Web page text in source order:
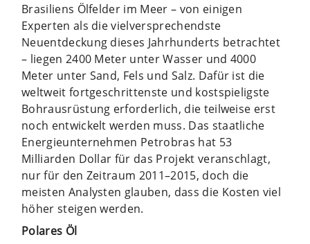
Brasiliens Ölfelder im Meer – von einigen
Experten als die vielversprechendste
Neuentdeckung dieses Jahrhunderts betrachtet
– liegen 2400 Meter unter Wasser und 4000
Meter unter Sand, Fels und Salz. Dafür ist die
weltweit fortgeschrittenste und kostspieligste
Bohrausrüstung erforderlich, die teilweise erst
noch entwickelt werden muss. Das staatliche
Energieunternehmen Petrobras hat 53
Milliarden Dollar für das Projekt veranschlagt,
nur für den Zeitraum 2011–2015, doch die
meisten Analysten glauben, dass die Kosten viel
höher steigen werden.
Polares Öl